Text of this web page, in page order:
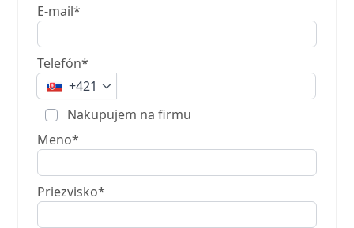
E-mail*
Telefón*
+421
Nakupujem na firmu
Meno*
Priezvisko*